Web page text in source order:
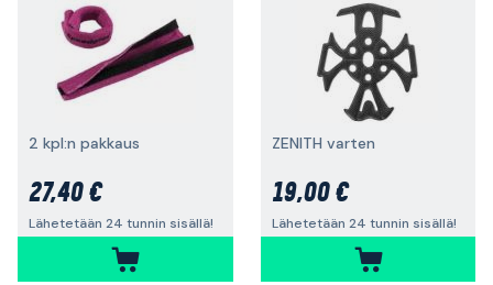
2 kpl:n pakkaus
27,40 €
Lähetetään 24 tunnin sisällä!
ZENITH varten
19,00 €
Lähetetään 24 tunnin sisällä!